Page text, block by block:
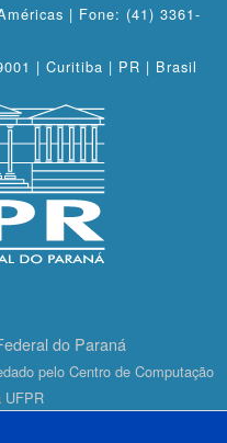
| Fone: (41) 3361-
| Curitiba | PR | Brasil
do Paraná
pelo Centro de Computação
UFPR